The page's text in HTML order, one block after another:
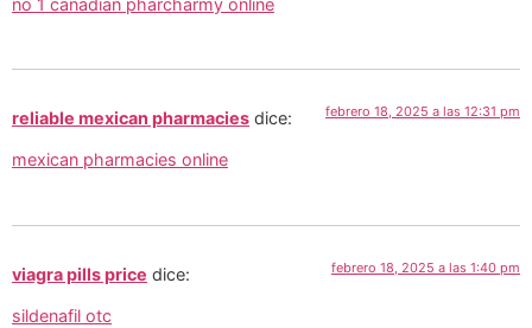
reliable mexican pharmacies dice: febrero 18, 2025 a las 12:31 pm
mexican pharmacies online
viagra pills price dice: febrero 18, 2025 a las 1:40 pm
sildenafil otc